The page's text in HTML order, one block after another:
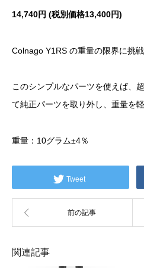
14,740円 (税別価格13,400円)
Colnago Y1RS の重量の限界に挑戦
このシンプルなパーツを使えば、
て純正パーツを取り外し、重量を軽
重量：10グラム±4％
Tweet
関連記事